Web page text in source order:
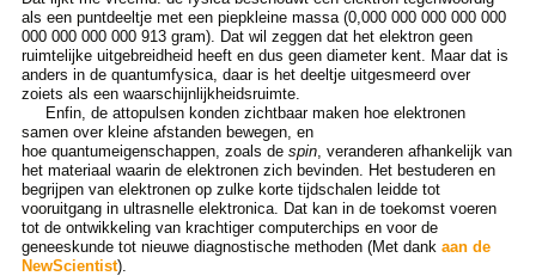
als een puntdeeltje met een piepkleine massa (0,000 000 000 000 000
000 000 000 000 913 gram). Dat wil zeggen dat het elektron geen
ruimtelijke uitgebreidheid heeft en dus geen diameter kent. Maar dat is
anders in de quantumfysica, daar is het deeltje uitgesmeerd over
zoiets als een waarschijnlijkheidsruimte.
Enfin, de attopulsen konden zichtbaar maken hoe elektronen
samen over kleine afstanden bewegen, en
hoe quantumeigenschappen, zoals de spin, veranderen afhankelijk van
het materiaal waarin de elektronen zich bevinden. Het bestuderen en
begrijpen van elektronen op zulke korte tijdschalen leidde tot
vooruitgang in ultrasnelle elektronica. Dat kan in de toekomst voeren
tot de ontwikkeling van krachtiger computerchips en voor de
geneeskunde tot nieuwe diagnostische methoden (Met dank aan de
NewScientist).